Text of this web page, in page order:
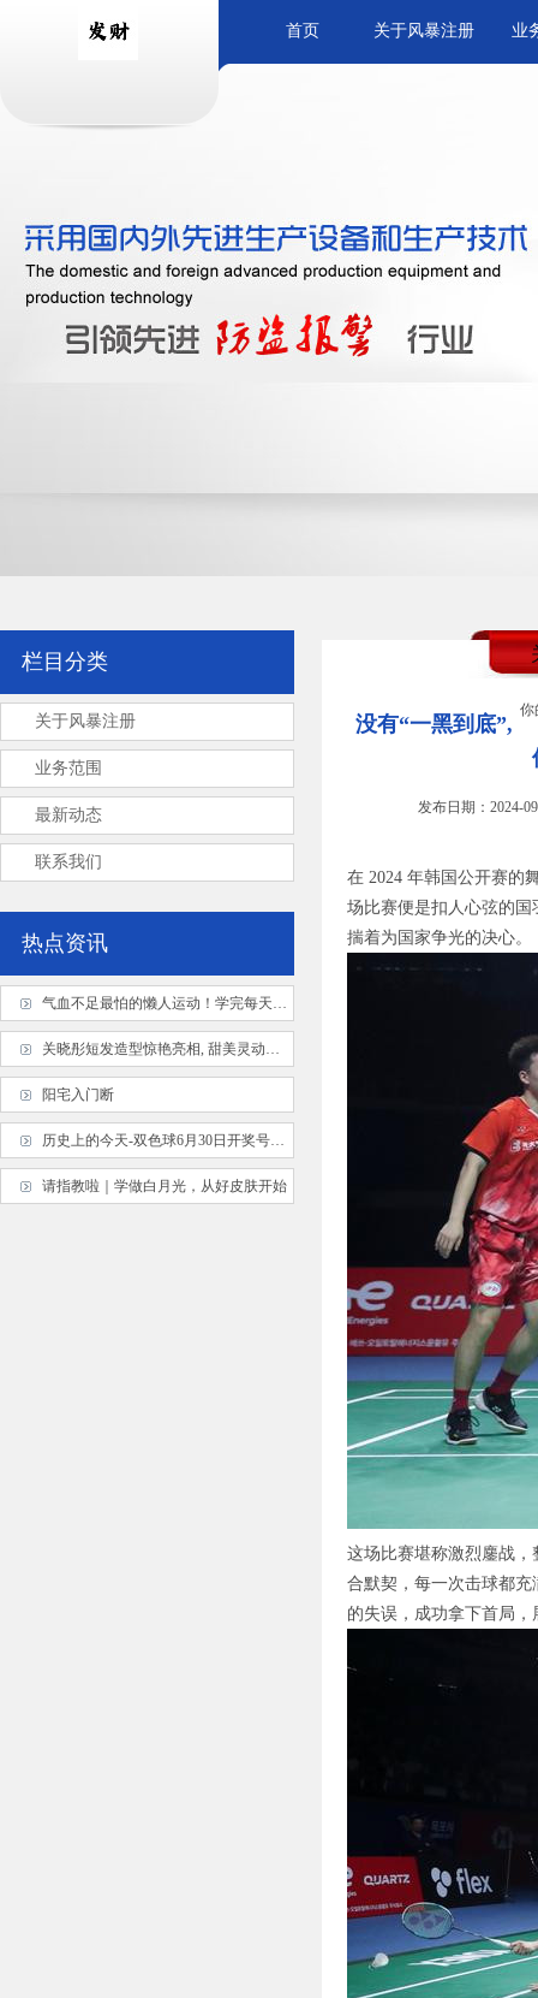
首页 关于风暴注册 业
你
没有“一黑到底”,
发布日期：2024-
在 2024 年韩国公开赛的
场比赛便是扣人心弦的
揣着为国家争光的决心。
这场比赛堪称激烈鏖战
合默契，每一次击球都
的失误，成功拿下首局
栏目分类
关于风暴注册
业务范围
最新动态
联系我们
热点资讯
气血不足最怕的懒人运动！学完每天活力满满
关晓彤短发造型惊艳亮相, 甜美灵动似少女, 发型变换引猜测
阳宅入门断
历史上的今天-双色球6月30日开奖号码汇总
请指教啦｜学做白月光，从好皮肤开始